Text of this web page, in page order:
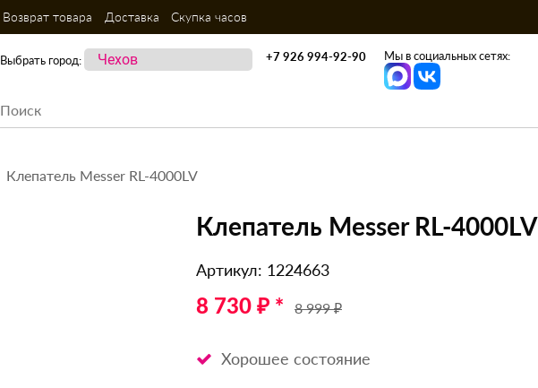
Возврат товара Доставка Скупка часов
Выбрать город: +7 926 994-92-90 Мы в социальных сетях:
Клепатель Messer RL-4000LV
Клепатель Messer RL-4000LV
Артикул: 1224663
8 730 ₽ * 8 999 ₽
Хорошее состояние